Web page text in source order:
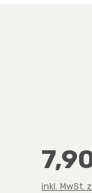
Regulärer
inkl. MwSt.